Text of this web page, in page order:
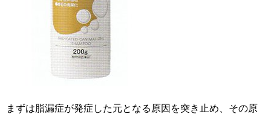
まずは脂漏症が発症した元となる原因を突き止め、その原